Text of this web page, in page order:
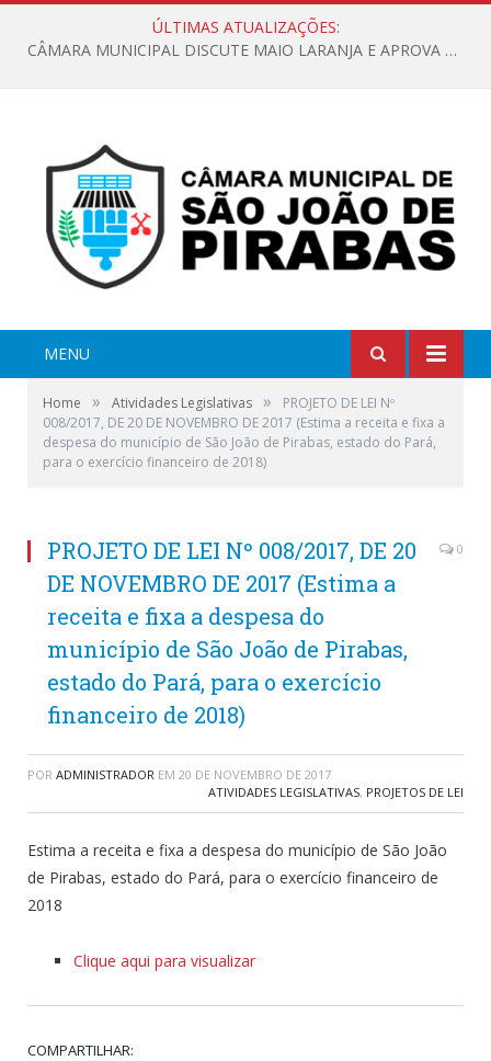
ÚLTIMAS ATUALIZAÇÕES:
CÂMARA MUNICIPAL DISCUTE MAIO LARANJA E APROVA REQUERIMENTO SOBRE SINALIZAÇÃO URBANA
MENU
Home » Atividades Legislativas »
PROJETO DE LEI Nº
008/2017, DE 20 DE NOVEMBRO DE 2017 (Estima a receita e fixa a
despesa do município de São João de Pirabas, estado do Pará,
para o exercício financeiro de 2018)
PROJETO DE LEI Nº 008/2017, DE 20
DE NOVEMBRO DE 2017 (Estima a
receita e fixa a despesa do
município de São João de Pirabas,
estado do Pará, para o exercício
financeiro de 2018)
0
POR ADMINISTRADOR EM 20 DE NOVEMBRO DE 2017
ATIVIDADES LEGISLATIVAS, PROJETOS DE LEI
Estima a receita e fixa a despesa do município de São João
de Pirabas, estado do Pará, para o exercício financeiro de
2018
Clique aqui para visualizar
COMPARTILHAR: